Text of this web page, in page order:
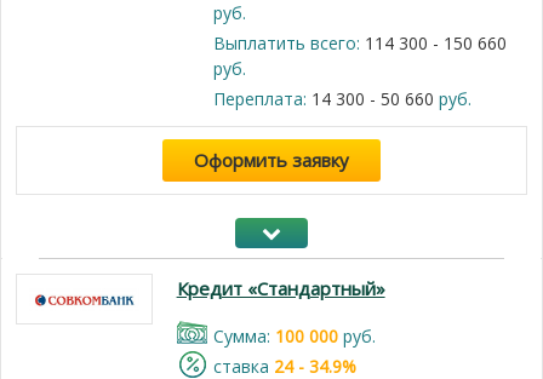
руб.
Выплатить всего: 114 300 - 150 660
руб.
Переплата: 14 300 - 50 660 руб.
Оформить заявку
Кредит «Стандартный»
Cумма: 100 000руб.
cтавка 24 - 34.9%